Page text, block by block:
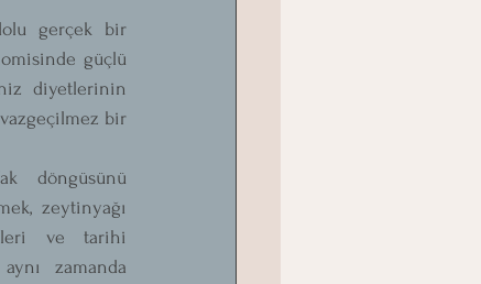
gerçek bir
güçlü
diyetlerinin
bir
döngüsünü
zeytinyağı
ve tarihi
zamanda